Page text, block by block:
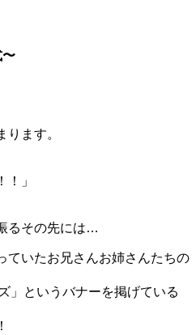
ます。
！」
るその先には…
ていたお兄さんお姉さんたちの
」というバナーを掲げている